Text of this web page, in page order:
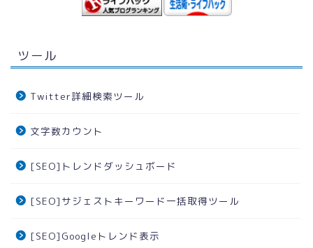
ツール
Twitter詳細検索ツール
文字数カウント
[SEO]トレンドダッシュボード
[SEO]サジェストキーワード一括取得ツール
[SEO]Googleトレンド表示